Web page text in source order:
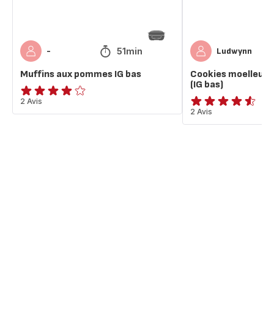
- 51min
Muffins aux pommes IG bas
Avis
4
2 Avis
Ludwynn
Cookies moelleux
(IG bas)
ratings.4.5
2 Avis